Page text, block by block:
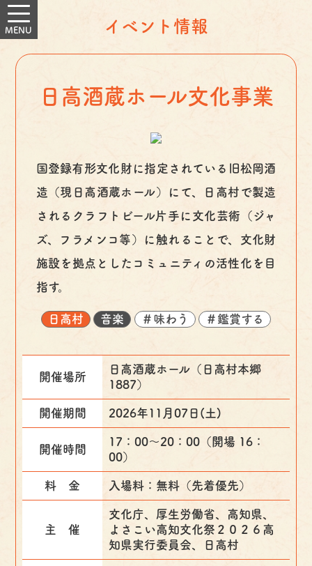
イベント情報
日高酒蔵ホール文化事業
国登録有形文化財に指定されている旧松岡酒
造（現日高酒蔵ホール）にて、日高村で製造
されるクラフトビール片手に文化芸術（ジャ
ズ、フラメンコ等）に触れることで、文化財
施設を拠点としたコミュニティの活性化を目
指す。
日高村 音楽 ＃味わう ＃鑑賞する
開催場所
日高酒蔵ホール（日高村本郷
1887）
開催期間 2026年11月07日(土)
開催時間
17：00～20：00（開場 16：
00）
料 金 入場料：無料（先着優先）
主 催
文化庁、厚生労働省、高知県、
よさこい高知文化祭２０２６高
知県実行委員会、日高村